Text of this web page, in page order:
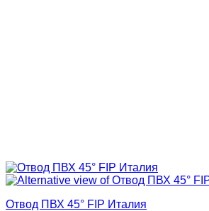
Отвод ПВХ 45° FIP Италия